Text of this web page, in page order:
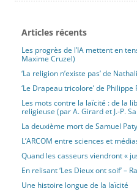
Articles récents
Les progrès de l’IA mettent en
Maxime Cruzel)
‘La religion n’existe pas’ de
‘Le Drapeau tricolore’ de Philippe
Les mots contre la laïcité : de la
religieuse (par A. Girard et J.-P.
La deuxième mort de Samuel
L’ARCOM entre sciences et
Quand les casseurs viendront «
En relisant ‘Les Dieux ont soif’ –
Une histoire longue de la laïcité